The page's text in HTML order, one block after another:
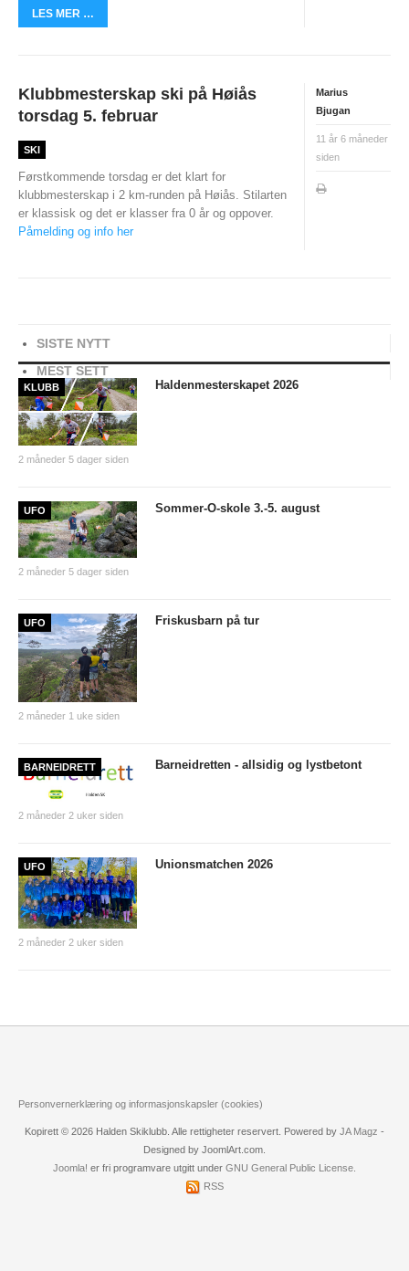
LES MER …
Klubbmesterskap ski på Høiås
torsdag 5. februar
SKI
Førstkommende torsdag er det klart for
klubbmesterskap i 2 km-runden på Høiås. Stilarten
er klassisk og det er klasser fra 0 år og oppover.
Påmelding og info her
Marius
Bjugan
11 år 6 måneder
siden
SISTE NYTT
MEST SETT
KLUBB
2 måneder 5 dager siden
Haldenmesterskapet 2026
UFO
2 måneder 5 dager siden
Sommer-O-skole 3.-5. august
UFO
2 måneder 1 uke siden
Friskusbarn på tur
BARNEIDRETT
2 måneder 2 uker siden
Barneidretten - allsidig og lystbetont
UFO
2 måneder 2 uker siden
Unionsmatchen 2026
Personvernerklæring og informasjonskapsler (cookies)
Kopirett © 2026 Halden Skiklubb. Alle rettigheter reservert. Powered by JA Magz -
Designed by JoomlArt.com.
Joomla! er fri programvare utgitt under GNU General Public License.
RSS